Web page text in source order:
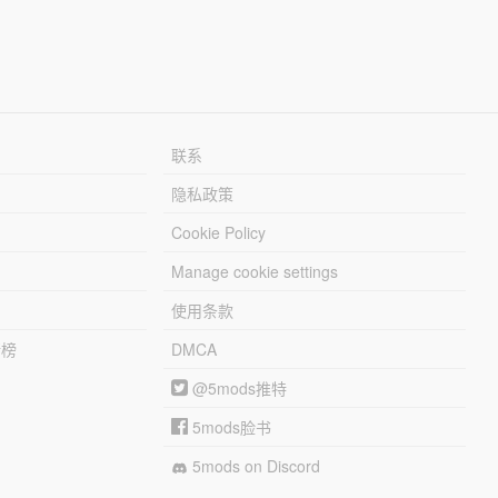
联系
隐私政策
Cookie Policy
Manage cookie settings
使用条款
DMCA
@5mods推特
5mods脸书
5mods on Discord